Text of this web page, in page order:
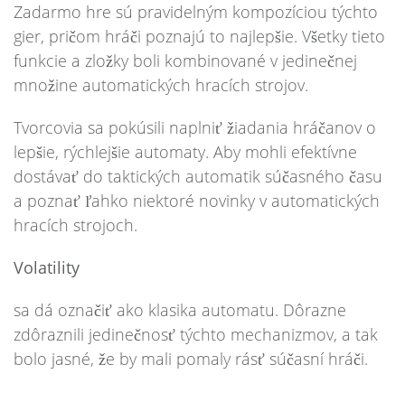
Zadarmo hre sú pravidelným kompozíciou týchto
gier, pričom hráči poznajú to najlepšie. Všetky tieto
funkcie a zložky boli kombinované v jedinečnej
množine automatických hracích strojov.
Tvorcovia sa pokúsili naplniť žiadania hráčanov o
lepšie, rýchlejšie automaty. Aby mohli efektívne
dostávať do taktických automatik súčasného času
a poznať ľahko niektoré novinky v automatických
hracích strojoch.
Volatility
sa dá označiť ako klasika automatu. Dôrazne
zdôraznili jedinečnosť týchto mechanizmov, a tak
bolo jasné, že by mali pomaly rásť súčasní hráči.